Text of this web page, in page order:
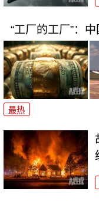
“工厂的工厂”：
最热